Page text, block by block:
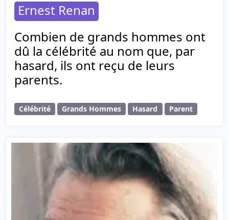
Ernest Renan
Combien de grands hommes ont
dû la célébrité au nom que, par
hasard, ils ont reçu de leurs
parents.
Célébrité Grands Hommes Hasard Parent